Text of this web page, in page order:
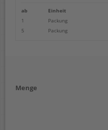
ab Einheit
1
Packung
5
Packung
Menge